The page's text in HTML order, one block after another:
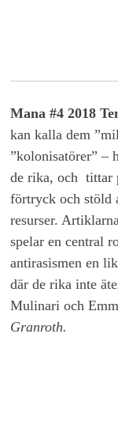
Mana #4 2018
kan kalla dem
”kolonisatörer” –
de rika, och tittar
förtryck och stöld
resurser.
spelar en central
antirasismen en
där de rika inte
Mulinari och
Granroth.